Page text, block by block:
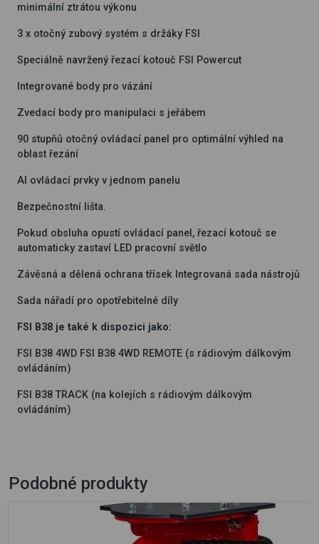
minimální ztrátou výkonu
3 x otočný zubový systém s držáky FSI
Speciálně navržený řezací kotouč FSI Powercut
Integrované body pro vázání
Zvedací body pro manipulaci s jeřábem
90 stupňů otočný ovládací panel pro optimální výhled na
oblast řezání
Al ovládací prvky v jednom panelu
Bezpečnostní lišta.
Pokud obsluha opustí ovládací panel, řezací kotouč se
automaticky zastaví LED pracovní světlo
Závěsná a dělená ochrana třísek Integrovaná sada nástrojů
Sada nářadí pro opotřebitelné díly
FSI B38 je také k dispozici jako:
FSI B38 4WD FSI B38 4WD REMOTE (s rádiovým dálkovým
ovládáním)
FSI B38 TRACK (na kolejích s rádiovým dálkovým
ovládáním)
Podobné produkty